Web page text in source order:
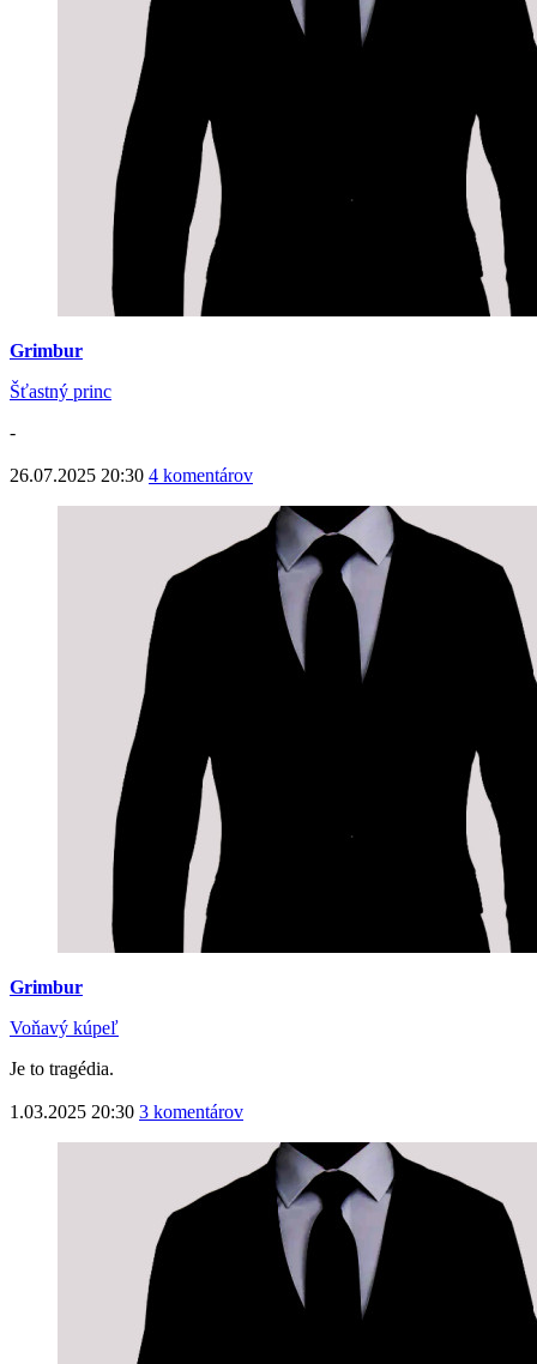
Grimbur
Šťastný princ
-
26.07.2025 20:30 4 komentárov
Grimbur
Voňavý kúpeľ
Je to tragédia.
1.03.2025 20:30 3 komentárov